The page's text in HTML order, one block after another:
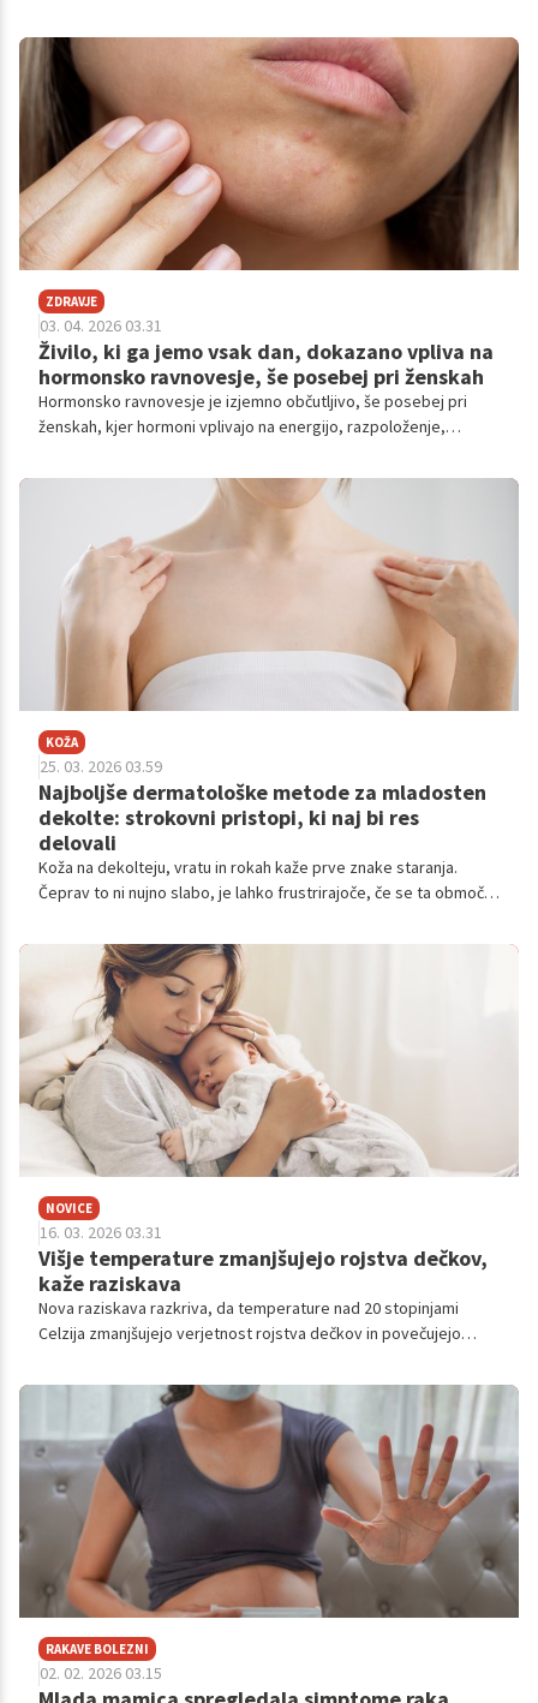
ZDRAVJE
03. 04. 2026 03.31
Živilo, ki ga jemo vsak dan, dokazano vpliva na
hormonsko ravnovesje, še posebej pri ženskah
Hormonsko ravnovesje je izjemno občutljivo, še posebej pri
ženskah, kjer hormoni vplivajo na energijo, razpoloženje,
KOŽA
25. 03. 2026 03.59
Najboljše dermatološke metode za mladosten
dekolte: strokovni pristopi, ki naj bi res
delovali
Koža na dekolteju, vratu in rokah kaže prve znake staranja.
Čeprav to ni nujno slabo, je lahko frustrirajoče, če se ta območja
gub do sončnih madežev, ter učinkovite rešitve in preventivne
ukrepe za ohranjanje mladostnega videza.
NOVICE
16. 03. 2026 03.31
Višje temperature zmanjšujejo rojstva dečkov,
kaže raziskava
Nova raziskava razkriva, da temperature nad 20 stopinjami
Celzija zmanjšujejo verjetnost rojstva dečkov in povečujejo
RAKAVE BOLEZNI
02. 02. 2026 03.15